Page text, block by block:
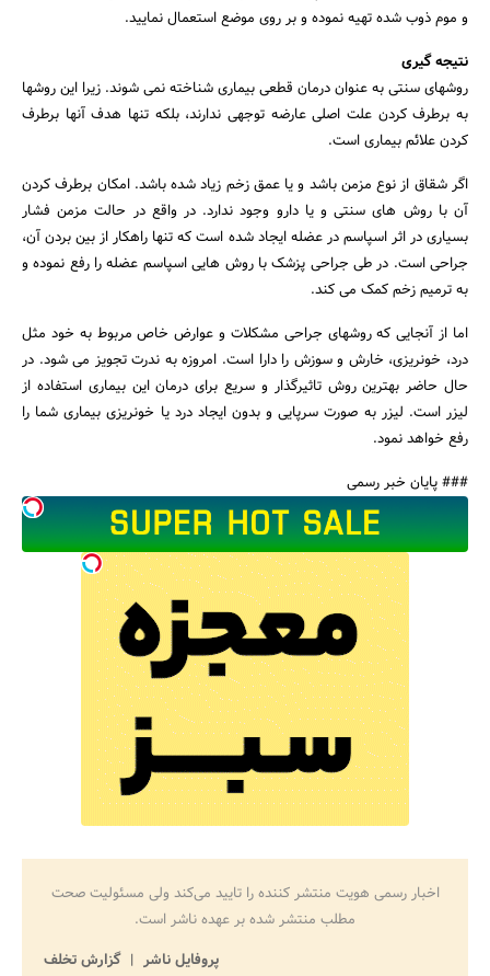
و موم ذوب شده تهیه نموده و بر روی موضع استعمال نمایید.
نتیجه گیری
روشهای سنتی به عنوان درمان قطعی بیماری شناخته نمی شوند. زیرا این روشها
به برطرف کردن علت اصلی عارضه توجهی ندارند، بلکه تنها هدف آنها برطرف
کردن علائم بیماری است.
اگر شقاق از نوع مزمن باشد و یا عمق زخم زیاد شده باشد. امکان برطرف کردن
آن با روش های سنتی و یا دارو وجود ندارد. در واقع در حالت مزمن فشار
بسیاری در اثر اسپاسم در عضله ایجاد شده است که تنها راهکار از بین بردن آن،
جراحی است. در طی جراحی پزشک با روش هایی اسپاسم عضله را رفع نموده و
به ترمیم زخم کمک می کند.
اما از آنجایی که روشهای جراحی مشکلات و عوارض خاص مربوط به خود مثل
درد، خونریزی، خارش و سوزش را دارا است. امروزه به ندرت تجویز می شود. در
حال حاضر بهترین روش تاثیرگذار و سریع برای درمان این بیماری استفاده از
لیزر است. لیزر به صورت سرپایی و بدون ایجاد درد یا خونریزی بیماری شما را
رفع خواهد نمود.
### پایان خبر رسمی
اخبار رسمی هویت منتشر کننده را تایید می‌کند ولی مسئولیت صحت
مطلب منتشر شده بر عهده ناشر است.
پروفایل ناشر
گزارش تخلف